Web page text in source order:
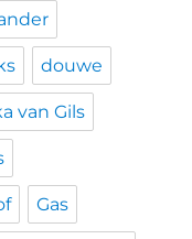
douwe
van Gils
Gas